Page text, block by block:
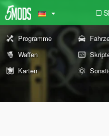
Programme
Waffen
Karten